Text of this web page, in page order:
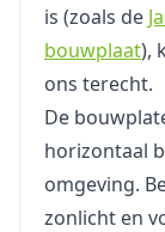
is (zoals de
bouwplaat),
ons terecht.
De
horizontaal
omgeving.
zonlicht en